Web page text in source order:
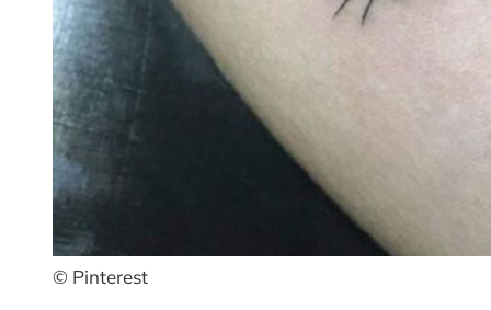
© Pinterest